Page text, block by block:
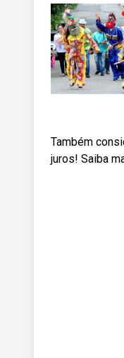
Também
juros! Saiba